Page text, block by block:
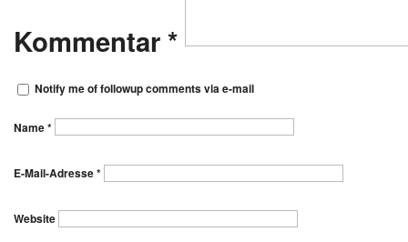
Kommentar*
Notify me of followup comments via e-mail
Name*
E-Mail-Adresse*
Website